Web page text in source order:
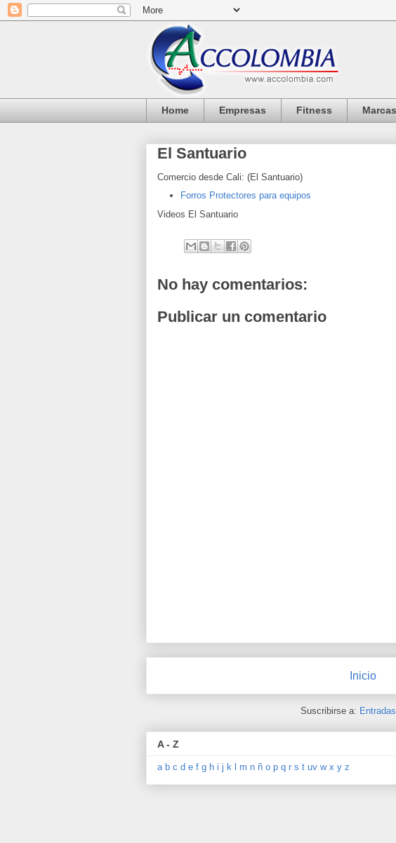
Home Empresas Fitness Marcas
El Santuario
Comercio desde Cali: (El Santuario)
Forros Protectores para equipos
Videos El Santuario
No hay comentarios:
Publicar un comentario
Inicio
Suscribirse a:
A - Z
a b c d e f g h i j k m n ñ o p q r s t uv w x y z